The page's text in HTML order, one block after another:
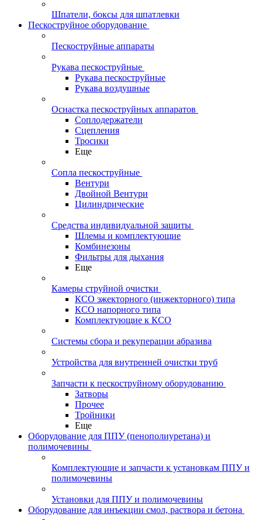
Шпатели, боксы для шпатлевки
Пескоструйное оборудование
Пескоструйные аппараты
Рукава пескоструйные
Рукава пескоструйные
Рукава воздушные
Оснастка пескоструйных аппаратов
Соплодержатели
Сцепления
Тросики
Еще
Сопла пескоструйные
Вентури
Двойной Вентури
Цилиндрические
Средства индивидуальной защиты
Шлемы и комплектующие
Комбинезоны
Фильтры для дыхания
Еще
Камеры струйной очистки
КСО эжекторного (инжекторного) типа
КСО напорного типа
Комплектующие к КСО
Системы сбора и рекуперации абразива
Устройства для внутренней очистки труб
Запчасти к пескоструйному оборудованию
Затворы
Прочее
Тройники
Еще
Оборудование для ППУ (пенополиуретана) и
полимочевины
Комплектующие и запчасти к установкам ППУ и
полимочевины
Установки для ППУ и полимочевины
Оборудование для инъекции смол, раствора и бетона